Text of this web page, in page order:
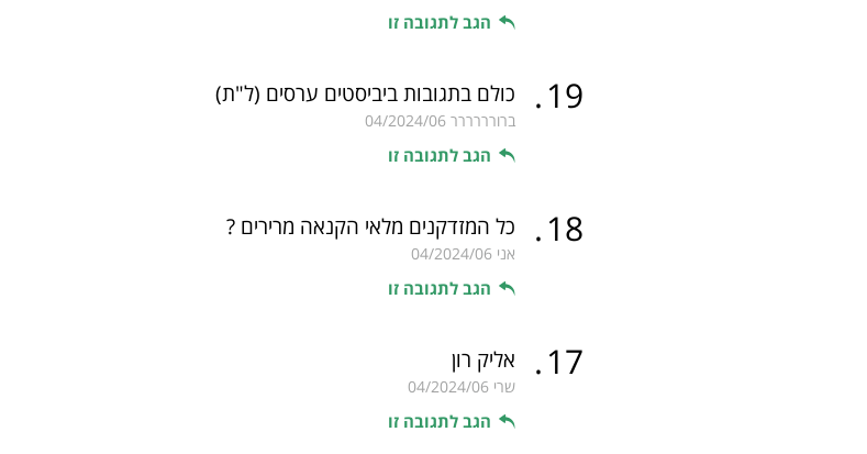
הגב לתגובה זו
19
. כולם בתגובות ביביסטים ערסים (ל"ת)
ברורררררר 04/2024/06
הגב לתגובה זו
18
. כל המזדקנים מלאי הקנאה מרירים ?
אני 04/2024/06
הגב לתגובה זו
17
. אליק רון
שרי 04/2024/06
הגב לתגובה זו